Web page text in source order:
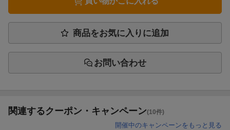
商品をお気に入りに追加
お問い合わせ
関連するクーポン・キャンペーン(10件)
開催中のキャンペーンをもっと見る